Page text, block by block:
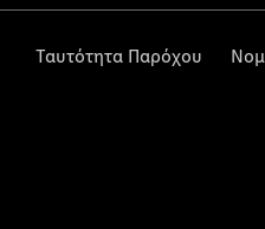
Ταυτότητα Παρόχου